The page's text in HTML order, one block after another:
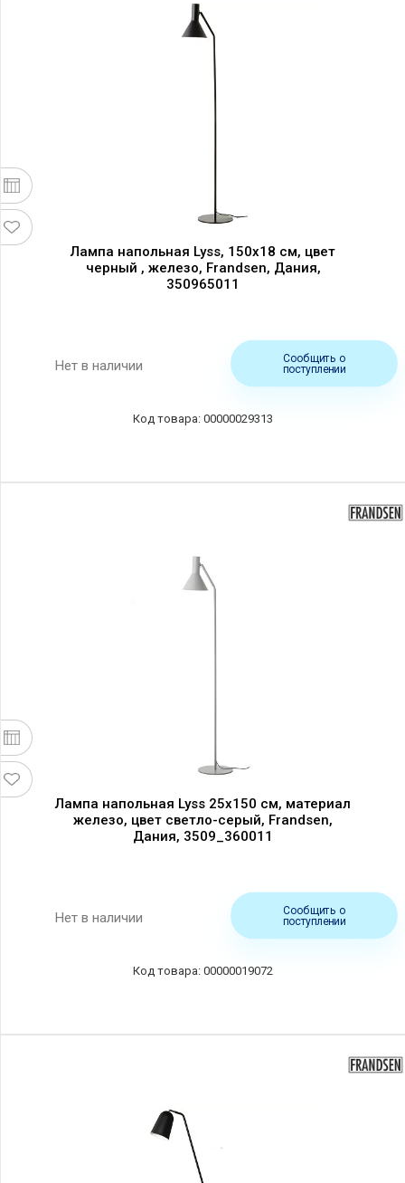
Лампа напольная Lyss, 150х18 см, цвет
черный , железо, Frandsen, Дания,
350965011
Нет в наличии
Сообщить о
поступлении
00000029313
Лампа напольная Lyss 25x150 см, материал
железо, цвет светло-серый, Frandsen,
Дания, 3509_360011
Нет в наличии
Сообщить о
поступлении
00000019072